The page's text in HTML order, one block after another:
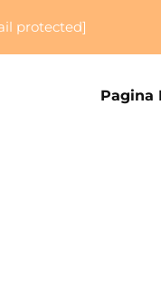
protected]
Pagina